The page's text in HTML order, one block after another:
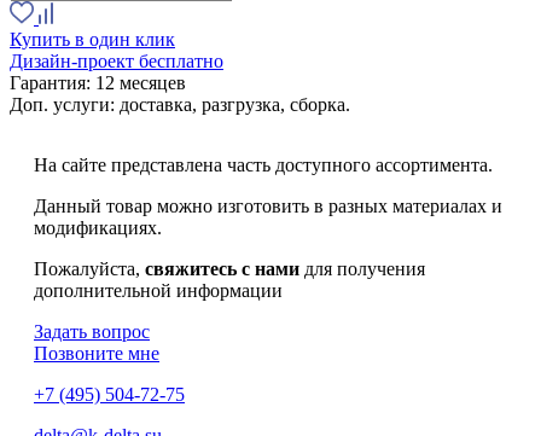
Купить в один клик
Дизайн-проект бесплатно
Гарантия: 12 месяцев
Доп. услуги: доставка, разгрузка, сборка.
На сайте представлена часть доступного ассортимента.
Данный товар можно изготовить в разных материалах и
модификациях.
Пожалуйста, свяжитесь с нами для получения
дополнительной информации
Задать вопрос
Позвоните мне
+7 (495) 504-72-75